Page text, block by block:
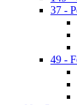
37 -
49 -